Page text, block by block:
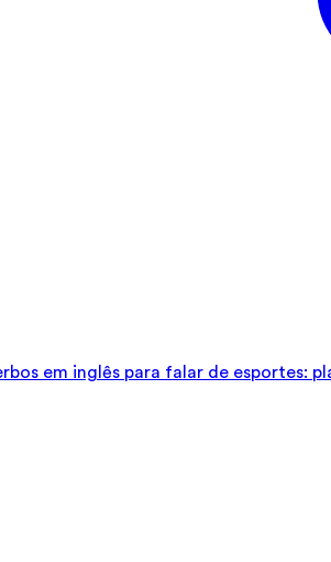
em inglês para falar de esportes: